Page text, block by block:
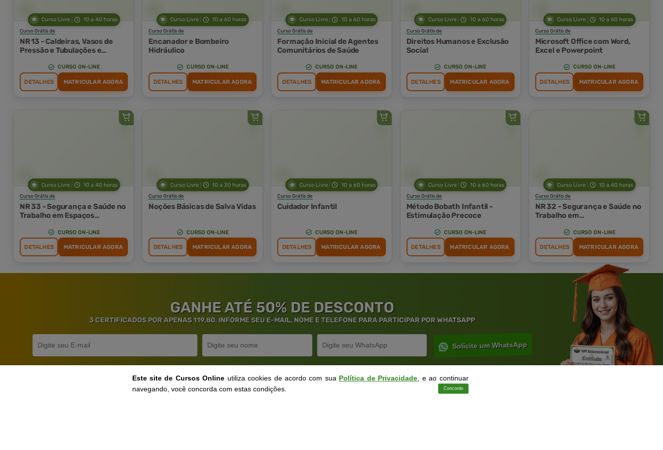
Curso Livre 10 a 40 horas
Curso Grátis de
NR 13 - Caldeiras, Vasos de
Pressão e Tubulações e
Armazenamento
CURSO ON-LINE
DETALHES MATRICULAR AGORA
Curso Livre 10 a 60 horas
Curso Grátis de
Encanador e Bombeiro
Hidráulico
CURSO ON-LINE
DETALHES MATRICULAR AGORA
Curso Livre 10 a 60 horas
Curso Grátis de
Formação Inicial de Agentes
Comunitários de Saúde
CURSO ON-LINE
DETALHES MATRICULAR AGORA
Curso Livre 10 a 60 horas
Curso Grátis de
Direitos Humanos e Exclusão
Social
CURSO ON-LINE
DETALHES MATRICULAR AGORA
Curso Livre 10 a 60 horas
Curso Grátis de
Microsoft Office com Word,
Excel e Powerpoint
CURSO ON-LINE
DETALHES MATRICULAR AGORA
Curso Livre 10 a 40 horas
Curso Grátis de
NR 33 - Segurança e Saúde no
Trabalho em Espaços
CURSO ON-LINE
DETALHES MATRICULAR AGORA
Curso Livre 10 a 30 horas
Curso Grátis de
Noções Básicas de Salva Vidas
CURSO ON-LINE
DETALHES MATRICULAR AGORA
Curso Livre 10 a 60 horas
Curso Grátis de
Cuidador Infantil
CURSO ON-LINE
DETALHES MATRICULAR AGORA
Curso Livre 10 a 60 horas
Curso Grátis de
Método Bobath Infantil -
Estimulação Precoce
CURSO ON-LINE
DETALHES MATRICULAR AGORA
Curso Livre 10 a 40 horas
Curso Grátis de
NR 32 - Segurança e Saúde no
Trabalho em
CURSO ON-LINE
DETALHES MATRICULAR AGORA
GANHE ATÉ 50% DE DESCONTO
3 CERTIFICADOS POR APENAS 119,80. INFORME SEU E-MAIL, NOME E TELEFONE PARA PARTICIPAR POR WHATSAPP
Solicite um WhatsApp
Este site de Cursos Online utiliza cookies de acordo com sua Política de Privacidade , e ao continuar
navegando, você concorda com estas condições.
Concordo